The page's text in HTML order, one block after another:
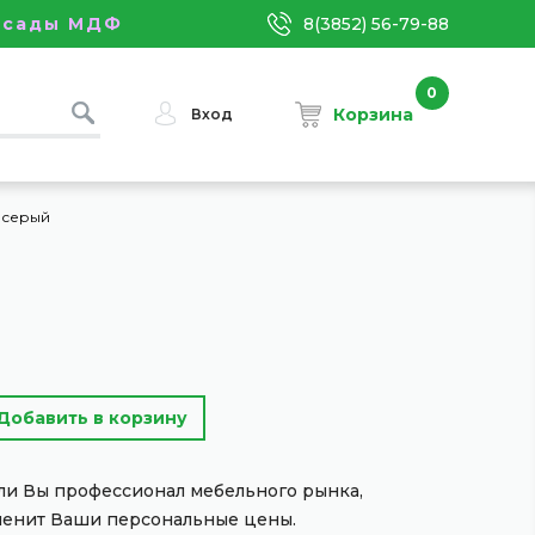
МДФ 8(3852) 56-79-88
Вход Корзина
0
Вы профессионал мебельного рынка,
Ваши персональные цены.